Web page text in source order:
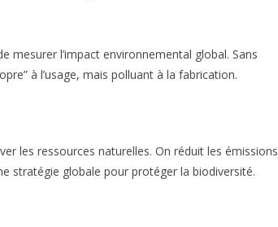
mesurer l’impact environnemental global. Sans
à l’usage, mais polluant à la fabrication.
les ressources naturelles. On réduit les émissions
stratégie globale pour protéger la biodiversité.